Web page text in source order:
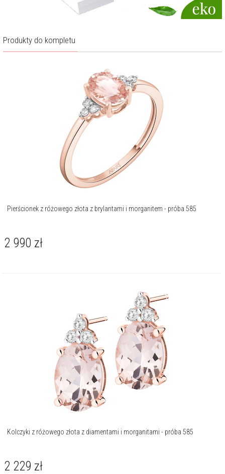
Produkty do kompletu
Pierścionek z różowego złota z brylantami i morganitem - próba 585
2 990 zł
Kolczyki z różowego złota z diamentami i morganitami - próba 585
2 229 zł